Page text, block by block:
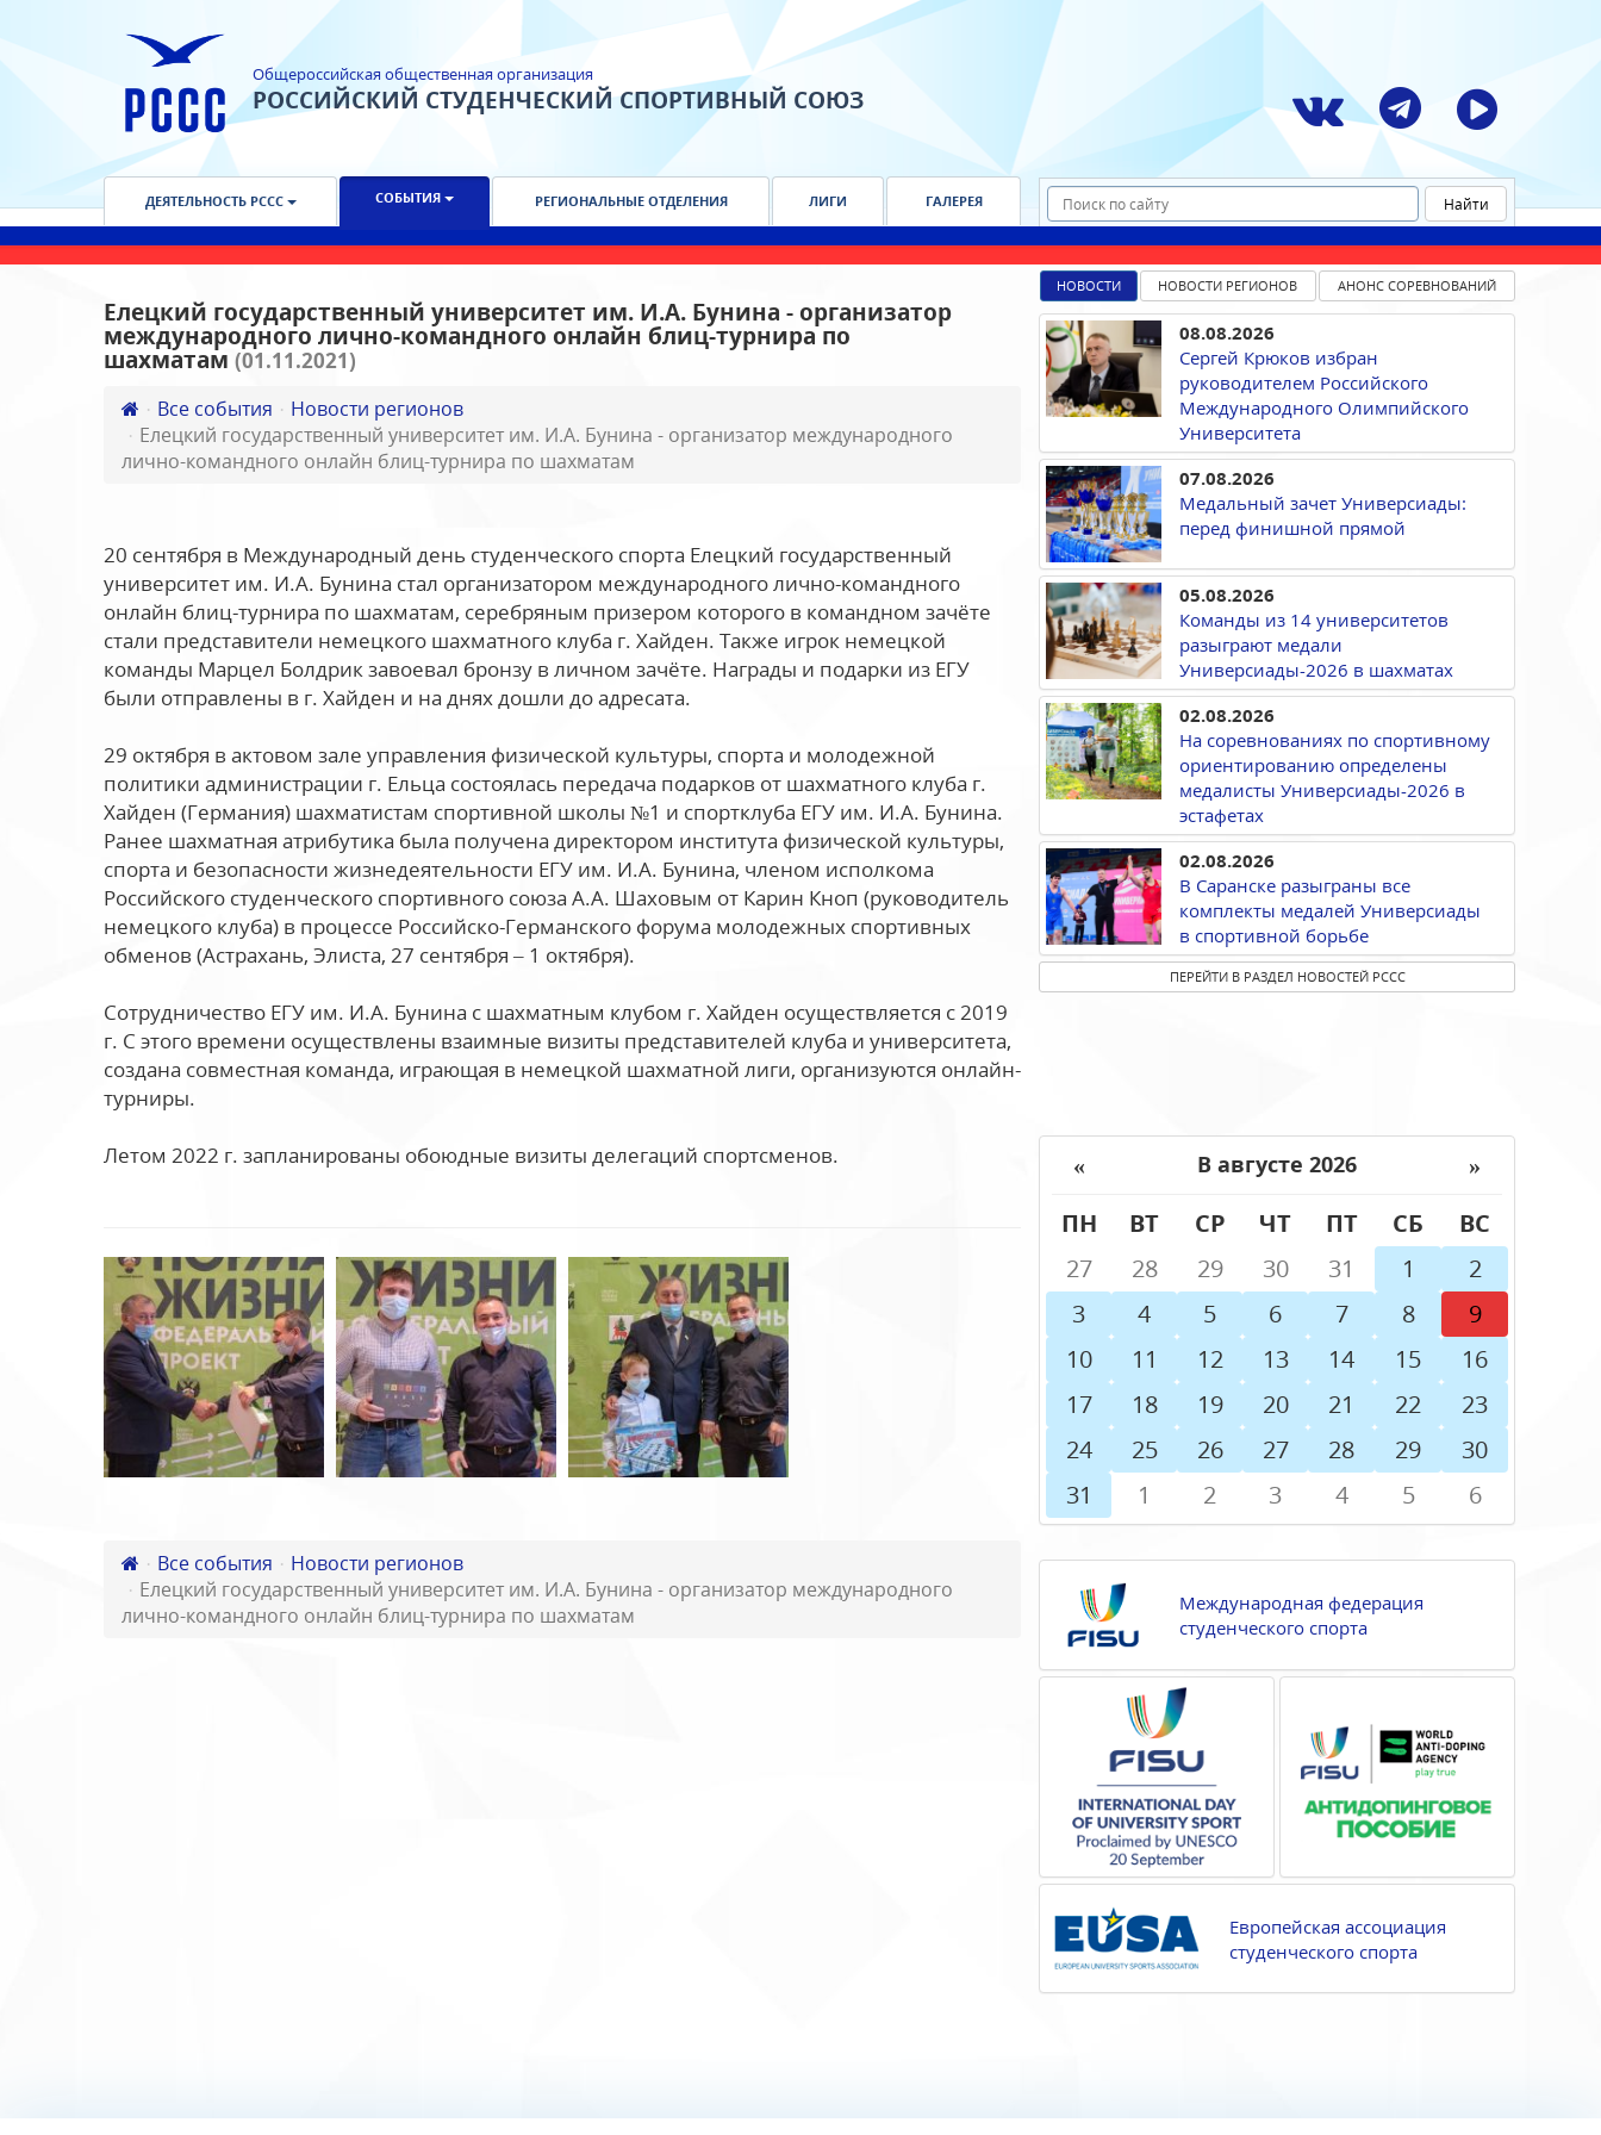
Общероссийская общественная организация
РОССИЙСКИЙ СТУДЕНЧЕСКИЙ СПОРТИВНЫЙ СОЮЗ
ДЕЯТЕЛЬНОСТЬ РССС СОБЫТИЯ РЕГИОНАЛЬНЫЕ ОТДЕЛЕНИЯ ЛИГИ ГАЛЕРЕЯ
Елецкий государственный университет им. И.А. Бунина - организатор
международного лично-командного онлайн блиц-турнира по
шахматам (01.11.2021)
Все события
Новости регионов
Елецкий государственный университет им. И.А. Бунина - организатор международного
лично-командного онлайн блиц-турнира по шахматам
20 сентября в Международный день студенческого спорта Елецкий государственный
университет им. И.А. Бунина стал организатором международного лично-командного
онлайн блиц-турнира по шахматам, серебряным призером которого в командном зачёте
стали представители немецкого шахматного клуба г. Хайден. Также игрок немецкой
команды Марцел Болдрик завоевал бронзу в личном зачёте. Награды и подарки из ЕГУ
были отправлены в г. Хайден и на днях дошли до адресата.
29 октября в актовом зале управления физической культуры, спорта и молодежной
политики администрации г. Ельца состоялась передача подарков от шахматного клуба г.
Хайден (Германия) шахматистам спортивной школы №1 и спортклуба ЕГУ им. И.А. Бунина.
Ранее шахматная атрибутика была получена директором института физической культуры,
спорта и безопасности жизнедеятельности ЕГУ им. И.А. Бунина, членом исполкома
Российского студенческого спортивного союза А.А. Шаховым от Карин Кноп (руководитель
немецкого клуба) в процессе Российско-Германского форума молодежных спортивных
обменов (Астрахань, Элиста, 27 сентября – 1 октября).
Сотрудничество ЕГУ им. И.А. Бунина с шахматным клубом г. Хайден осуществляется с 2019
г. С этого времени осуществлены взаимные визиты представителей клуба и университета,
создана совместная команда, играющая в немецкой шахматной лиги, организуются онлайн-
турниры.
Летом 2022 г. запланированы обоюдные визиты делегаций спортсменов.
Все события
Новости регионов
Елецкий государственный университет им. И.А. Бунина - организатор международного
лично-командного онлайн блиц-турнира по шахматам
НОВОСТИ НОВОСТИ РЕГИОНОВ АНОНС СОРЕВНОВАНИЙ
08.08.2026
Сергей Крюков избран
руководителем Российского
Международного Олимпийского
Университета
07.08.2026
Медальный зачет Универсиады:
перед финишной прямой
05.08.2026
Команды из 14 университетов
разыграют медали
Универсиады-2026 в шахматах
02.08.2026
На соревнованиях по спортивному
ориентированию определены
медалисты Универсиады-2026 в
эстафетах
02.08.2026
В Саранске разыграны все
комплекты медалей Универсиады
в спортивной борьбе
ПЕРЕЙТИ В РАЗДЕЛ НОВОСТЕЙ РССС
« В августе 2026
»
ПН
ВТ СР ЧТ ПТ СБ
ВС
27
28 29 30 31 1
2
3
4 5 6 7 8
9
10
11 12 13 14 15
16
17
18 19 20 21 22
23
24
25 26 27 28 29
30
31
1 2 3 4 5 6
Международная федерация
студенческого спорта
Европейская ассоциация
студенческого спорта